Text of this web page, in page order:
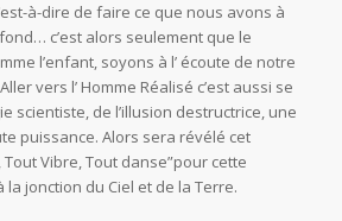
à-dire de faire ce que nous avons à
c’est alors seulement que le
l’enfant, soyons à l’ écoute de notre
vers l’ Homme Réalisé c’est aussi se
scientiste, de l’illusion destructrice, une
puissance. Alors sera révélé cet
Tout Vibre, Tout danse”pour cette
jonction du Ciel et de la Terre.